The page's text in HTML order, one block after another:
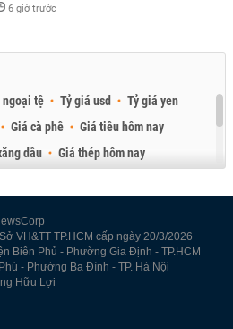
6 giờ trước
ngoại tệ Tỷ giá usd
Tỷ giá yen
Giá cà phê
Giá tiêu hôm nay
dầu
Giá thép hôm nay
VH&TT TP.HCM cấp ngày 20/3/2026
Biên Phủ - Phường Gia Định - TP.HCM
- Phường Ba Đình - TP. Hà Nội
Hữu Lợi